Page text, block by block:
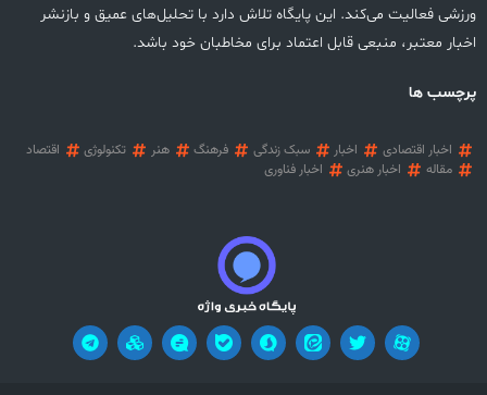
ورزشی فعالیت می‌کند. این پایگاه تلاش دارد با تحلیل‌های عمیق و بازنشر
اخبار معتبر، منبعی قابل اعتماد برای مخاطبان خود باشد.
پرچسب ها
اخبار اقتصادی اخبار سبک زندگی فرهنگ هنر تکنولوژی
اقتصاد
مقاله
اخبار هنری اخبار فناوری